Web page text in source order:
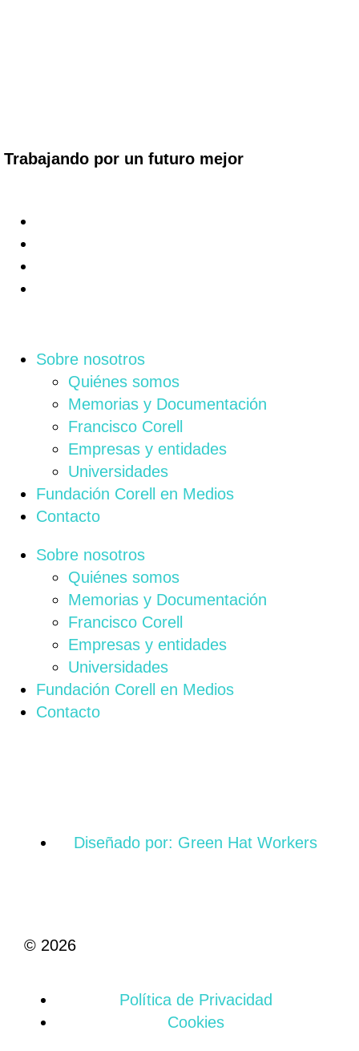
Trabajando por un futuro mejor
Sobre nosotros
Quiénes somos
Memorias y Documentación
Francisco Corell
Empresas y entidades
Universidades
Fundación Corell en Medios
Contacto
Sobre nosotros
Quiénes somos
Memorias y Documentación
Francisco Corell
Empresas y entidades
Universidades
Fundación Corell en Medios
Contacto
© 2026
Política de Privacidad
Cookies
Diseñado por: Green Hat Workers